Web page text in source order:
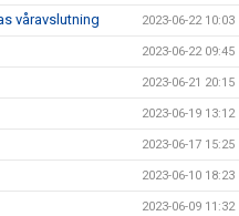
våravslutning 2023-06-22 10:03
2023-06-22 09:45
2023-06-21 20:15
2023-06-19 13:12
2023-06-17 15:25
2023-06-10 18:23
2023-06-09 11:32